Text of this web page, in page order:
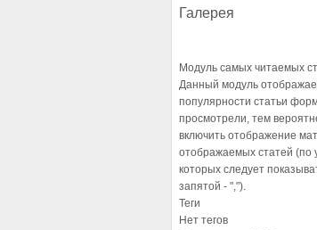
Галерея
Модуль самых читаемых
Данный модуль
популярности статьи
просмотрели, тем
включить отображение
отображаемых статей (по
которых следует
запятой - ",").
Теги
Нет тегов